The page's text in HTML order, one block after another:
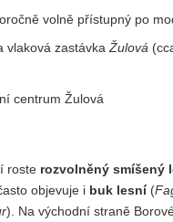
volně přístupný po
vlaková zastávkaŽulová
centrum Žulová
roste rozvolněný smíšený
objevuje i buk lesní(
). Na východní straně